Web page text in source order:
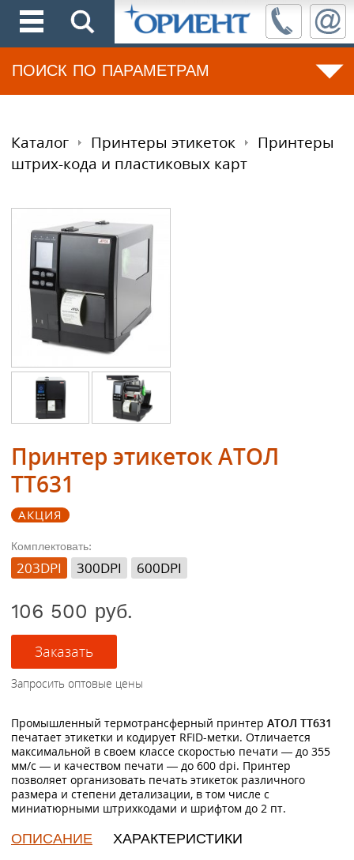
ПОИСК ПО ПАРАМЕТРАМ
Каталог Принтеры этикеток
Принтеры
штрих-кода и пластиковых карт
Принтер этикеток АТОЛ
ТТ631
АКЦИЯ
Комплектовать:
203DPI 300DPI 600DPI
106 500 руб.
Промышленный термотрансферный принтер АТОЛ TT631
печатает этикетки и кодирует RFID-метки. Отличается
максимальной в своем классе скоростью печати — до 355
мм/с — и качеством печати — до 600 dpi. Принтер
позволяет организовать печать этикеток различного
размера и степени детализации, в том числе с
миниатюрными штрихкодами и шрифтом до 2 пт.
ОПИСАНИЕ ХАРАКТЕРИСТИКИ